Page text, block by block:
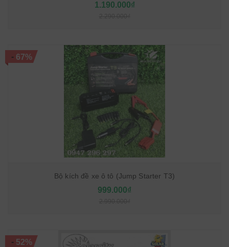
1.190.000₫
-67%
Bộ kích đề xe ô tô (Jump Starter T3)
999.000₫
-52%